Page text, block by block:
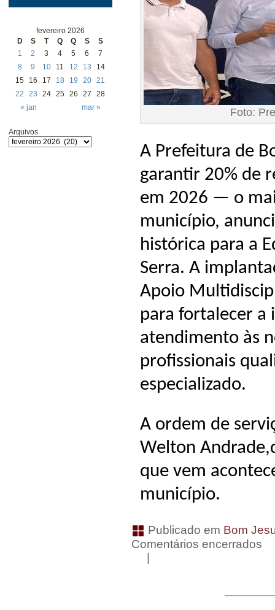
fevereiro 2026
D
S T Q Q S S
« jan mar »
1 2 3 4 5 6
7
8
9 10 11 12 13
14
15
16 17 18 19 20 21
22
23 24 25 26 27 28
Arquivos
Foto:
A Prefeitura de
garantir 20% de
em 2026 — o
município,
histórica para a
Serra. A
Apoio
para fortalecer a
atendimento às
profissionais
especializado.
A ordem de
Welton
que vem
município.
Publicado em Bom
Comentários encerrados